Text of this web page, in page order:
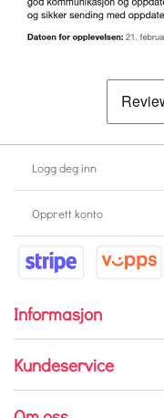
Logg deg inn
Opprett konto
Informasjon
Kundeservice